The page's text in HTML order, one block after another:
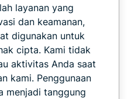
layanan yang
dan keamanan,
digunakan untuk
cipta. Kami tidak
aktivitas Anda saat
kami. Penggunaan
menjadi tanggung